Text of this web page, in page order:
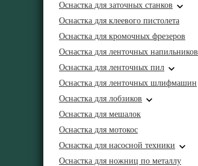
Оснастка для заточных станков
Оснастка для клеевого пистолета
Оснастка для кромочных фрезеров
Оснастка для ленточных напильников
Оснастка для ленточных пил
Оснастка для ленточных шлифмашин
Оснастка для лобзиков
Оснастка для мешалок
Оснастка для мотокос
Оснастка для насосной техники
Оснастка для ножниц по металлу